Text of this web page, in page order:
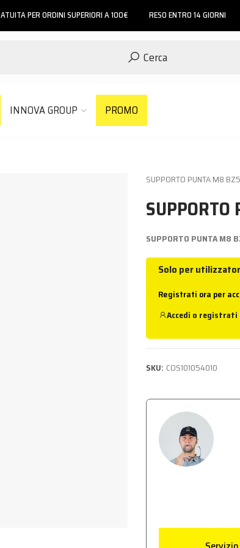
PER ORDINI SUPERIORI A 100€ RESO ENTRO 14 GIORNI
Cerca
INNOVA GROUP PROMO
SUPPORTO PUNTA M8
SUPPORTO PUNTA M8
Solo per
Registrati ora per
Accedi o registrati
SKU: COS101054010